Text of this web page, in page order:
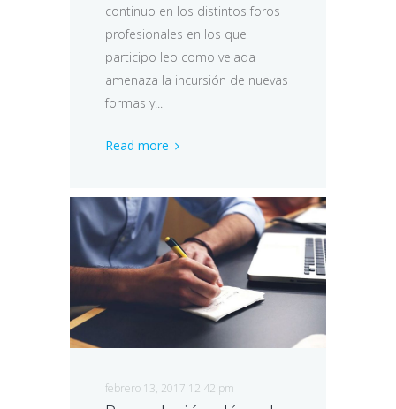
continuo en los distintos foros
profesionales en los que
participo leo como velada
amenaza la incursión de nuevas
formas y...
Read more
febrero 13, 2017 12:42 pm